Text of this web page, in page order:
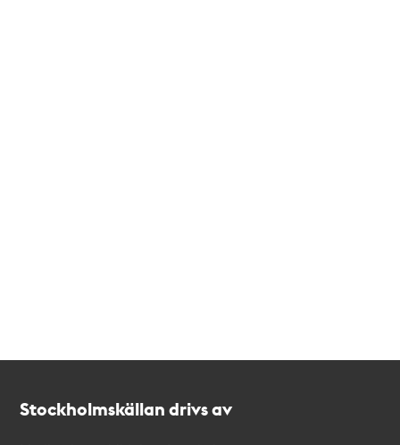
Stockholmskällan drivs av